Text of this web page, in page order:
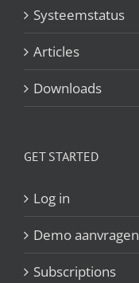
Systeemstatus
Articles
Downloads
GET STARTED
Log in
Demo aanvragen
Subscriptions